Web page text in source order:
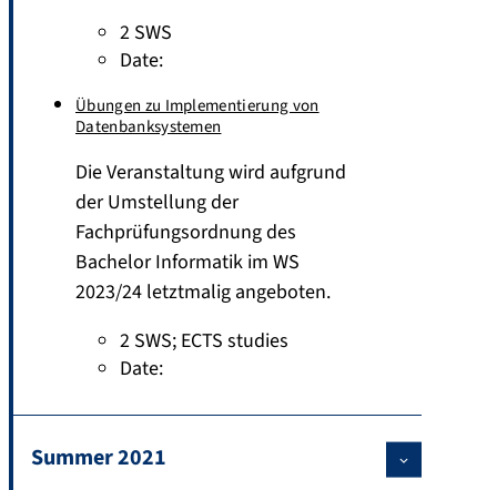
2 SWS
Date:
Übungen zu Implementierung von
Datenbanksystemen
Die Veranstaltung wird aufgrund
der Umstellung der
Fachprüfungsordnung des
Bachelor Informatik im WS
2023/24 letztmalig angeboten.
2 SWS; ECTS studies
Date:
Summer 2021